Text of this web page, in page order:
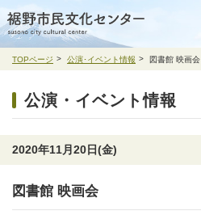
TOPページ 公演･イベント情報 図書館 映画会
公演・イベント情報
2020年11月20日(金)
図書館 映画会